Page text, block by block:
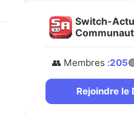
Switch-Actu
👥 Membres :205
Rejoindre le